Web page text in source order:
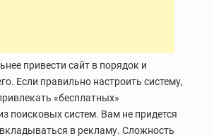
привести сайт в порядок и
Если правильно настроить систему,
«бесплатных»
поисковых систем. Вам не придется
в рекламу. Сложность